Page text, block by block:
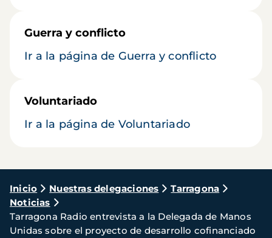
Guerra y conflicto
Ir a la página de Guerra y conflicto
Voluntariado
Ir a la página de Voluntariado
Ruta
de
navegación
Inicio Nuestras delegaciones
Tarragona
Noticias
Tarragona Radio entrevista a la Delegada de Manos
Unidas sobre el proyecto de desarrollo cofinanciado